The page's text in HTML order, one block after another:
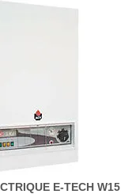
E-TECH W15